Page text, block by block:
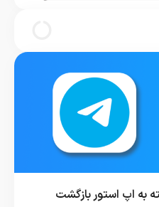
به اپ استور بازگشت